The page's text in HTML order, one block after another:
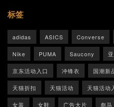
标签
adidas ASICS Converse
Nike PUMA Saucony
京东活动入口 冲锋衣 国潮新
天猫折扣 天猫活动 天猫活动
女装 女鞋 广告大片 彪马